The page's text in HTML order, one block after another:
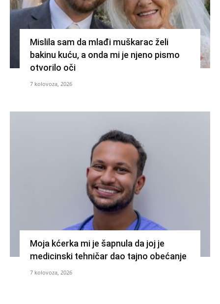
Mislila sam da mlađi muškarac želi
bakinu kuću, a onda mi je njeno pismo
otvorilo oči
7 kolovoza, 2026
Moja kćerka mi je šapnula da joj je
medicinski tehničar dao tajno obećanje
7 kolovoza, 2026